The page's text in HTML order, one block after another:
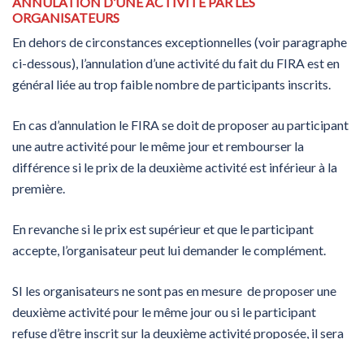
ORGANISATEURS
En dehors de circonstances exceptionnelles (voir paragraphe
ci-dessous), l’annulation d’une activité du fait du FIRA est en
général liée au trop faible nombre de participants inscrits.
En cas d’annulation le FIRA se doit de proposer au participant
une autre activité pour le même jour et rembourser la
différence si le prix de la deuxième activité est inférieur à la
première.
En revanche si le prix est supérieur et que le participant
accepte, l’organisateur peut lui demander le complément.
SI les organisateurs ne sont pas en mesure de proposer une
deuxième activité pour le même jour ou si le participant
refuse d’être inscrit sur la deuxième activité proposée, il sera